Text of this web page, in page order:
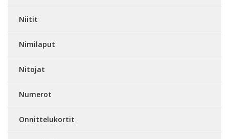
Niitit
Nimilaput
Nitojat
Numerot
Onnittelukortit